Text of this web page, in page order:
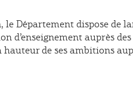
Département dispose de
d’enseignement auprès
hauteur de ses ambitions